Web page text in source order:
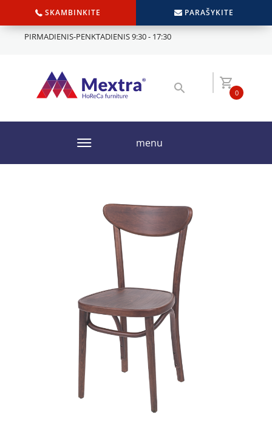
SKAMBINKITE PARAŠYKITE
PIRMADIENIS-PENKTADIENIS 9:30 - 17:30
0
menu